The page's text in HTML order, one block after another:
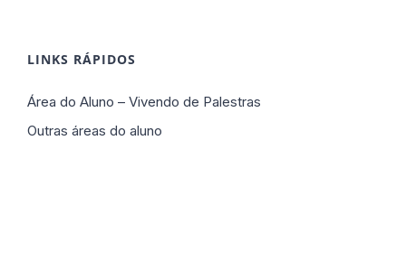
LINKS RÁPIDOS
Área do Aluno – Vivendo de Palestras
Outras áreas do aluno